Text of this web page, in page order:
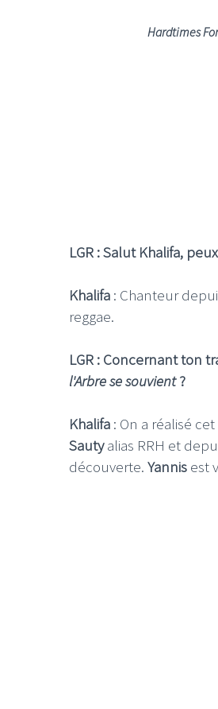
Hardtimes
LGR : Salut Khalifa,
Khalifa : Chanteur
reggae.
LGR : Concernant ton
l'Arbre se souvient?
Khalifa : On a réalisé
Sautyalias RRH et
découverte. Yannis est